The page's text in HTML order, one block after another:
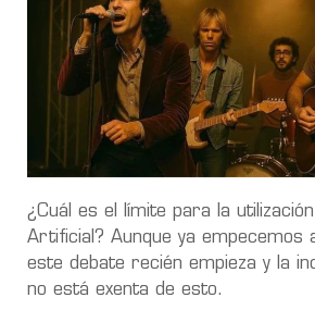
¿Cuál es el límite para la
Artificial? Aunque ya empecemos
este debate recién empieza y la
no está exenta de esto.